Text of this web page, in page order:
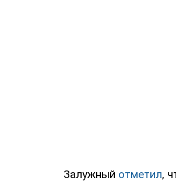
Залужный отметил,